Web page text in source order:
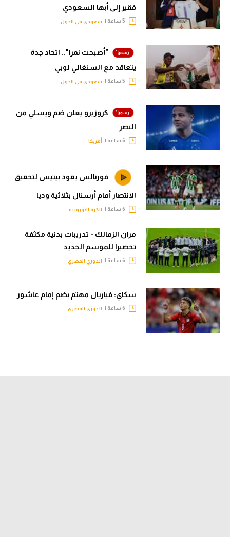
فقير إلى أبها السعودي
سعودي في الجول
"أصبحت نمرا".. اتحاد جدة
يتعاقد مع السنغالي لوبي
سعودي في الجول
كروزيرو يعلن ضم ويسلي من
النصر
أمريكا
فورنالس يقود بيتيس لتحقيق
الانتصار أمام أرسنال بثلاثية وديا
الكرة الأوروبية
مران الزمالك - تدريبات بدنية مكثفة
تحضيرا للموسم الجديد
الدوري المصري
سكاي: فياريال مهتم بضم إمام عاشور
الدوري المصري